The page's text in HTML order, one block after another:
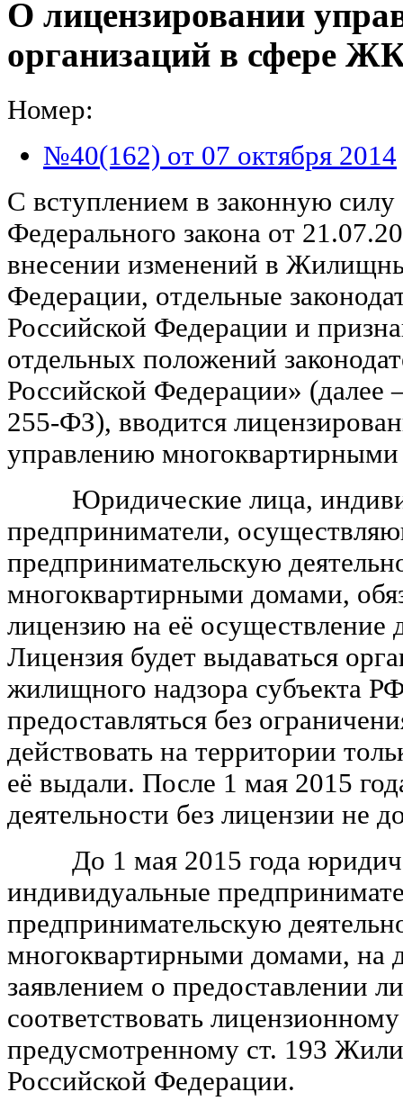
О лицензировании
организаций в сфере
Номер:
№40(162) от 07 октября 2014
С вступлением в законную силу
Федерального закона от
внесении изменений в
Федерации, отдельные
Российской Федерации и
отдельных положений
Российской Федерации»
255-ФЗ), вводится
управлению
Юридические лица,
предприниматели,
предпринимательскую
многоквартирными домами,
лицензию на её осуществление
Лицензия будет выдаваться
жилищного надзора субъекта
предоставляться без
действовать на территории
её выдали. После 1 мая 2015
деятельности без лицензии не
До 1 мая 2015 года
индивидуальные
предпринимательскую
многоквартирными домами, на
заявлением о предоставлении
соответствовать
предусмотренному ст. 193
Российской Федерации.